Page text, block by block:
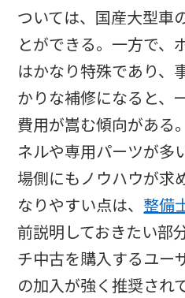
ついては、国産大型車
とができる。一方で、
はかなり特殊であり、
かりな補修になると、
費用が嵩む傾向がある
ネルや専用パーツが多
場側にもノウハウが求
なりやすい点は、 整備
前説明しておきたい部
チ中古を購入するユー
の加入が強く推奨され